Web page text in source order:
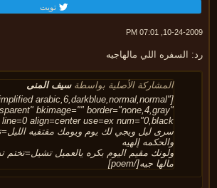
تويت
10-24-2009,
السفره اللي مالهاجيه
المشاركة الأصلية بواسطةسيف المنى
arabic,6,darkblue,normal,normal"
bkimage="" border="none,4,gray"
line=0 align=center use=ex num="0,black"]
سرى ليل ويجي لك يوم ويومك مقتفيه الليل=تداول
والحكمه إلهيه
ولونك مقيم اليوم بكره يالعميل تشيل=تختم
مالها جيه[/poem]